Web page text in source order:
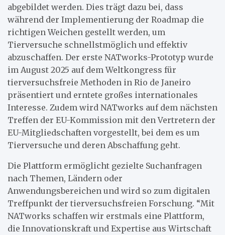
abgebildet werden. Dies trägt dazu bei, dass
während der Implementierung der Roadmap die
richtigen Weichen gestellt werden, um
Tierversuche schnellstmöglich und effektiv
abzuschaffen. Der erste NATworks-Prototyp wurde
im August 2025 auf dem Weltkongress für
tierversuchsfreie Methoden in Rio de Janeiro
präsentiert und erntete großes internationales
Interesse. Zudem wird NATworks auf dem nächsten
Treffen der EU-Kommission mit den Vertretern der
EU-Mitgliedschaften vorgestellt, bei dem es um
Tierversuche und deren Abschaffung geht.
Die Plattform ermöglicht gezielte Suchanfragen
nach Themen, Ländern oder
Anwendungsbereichen und wird so zum digitalen
Treffpunkt der tierversuchsfreien Forschung. “Mit
NATworks schaffen wir erstmals eine Plattform,
die Innovationskraft und Expertise aus Wirtschaft